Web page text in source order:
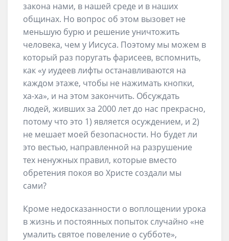
закона нами, в нашей среде и в наших
общинах. Но вопрос об этом вызовет не
меньшую бурю и решение уничтожить
человека, чем у Иисуса. Поэтому мы можем в
который раз поругать фарисеев, вспомнить,
как «у иудеев лифты останавливаются на
каждом этаже, чтобы не нажимать кнопки,
ха-ха», и на этом закончить. Обсуждать
людей, живших за 2000 лет до нас прекрасно,
потому что это 1) является осуждением, и 2)
не мешает моей безопасности. Но будет ли
это вестью, направленной на разрушение
тех ненужных правил, которые вместо
обретения покоя во Христе создали мы
сами?
Кроме недосказанности о воплощении урока
в жизнь и постоянных попыток случайно «не
умалить святое повеление о субботе»,